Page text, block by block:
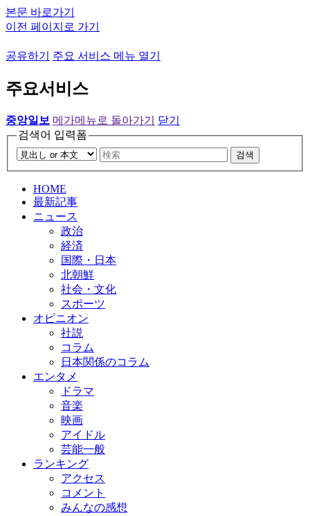
본문 바로가기
이전 페이지로 가기
공유하기 주요 서비스 메뉴 열기
주요서비스
중앙일보 메가메뉴로 돌아가기
닫기
검색어 입력폼
검색
HOME
最新記事
ニュース
政治
経済
国際・日本
北朝鮮
社会・文化
スポーツ
オピニオン
社説
コラム
日本関係のコラム
エンタメ
ドラマ
音楽
映画
アイドル
芸能一般
ランキング
アクセス
コメント
みんなの感想